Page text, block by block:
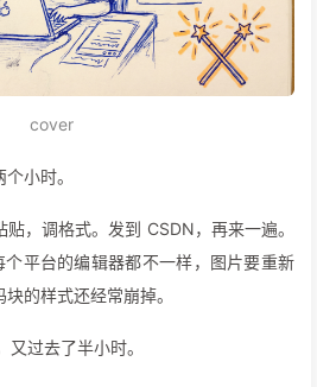
cover
小时。
，调格式。发到 CSDN，再来一遍。
平台的编辑器都不一样，图片要重新
的样式还经常崩掉。
过去了半小时。